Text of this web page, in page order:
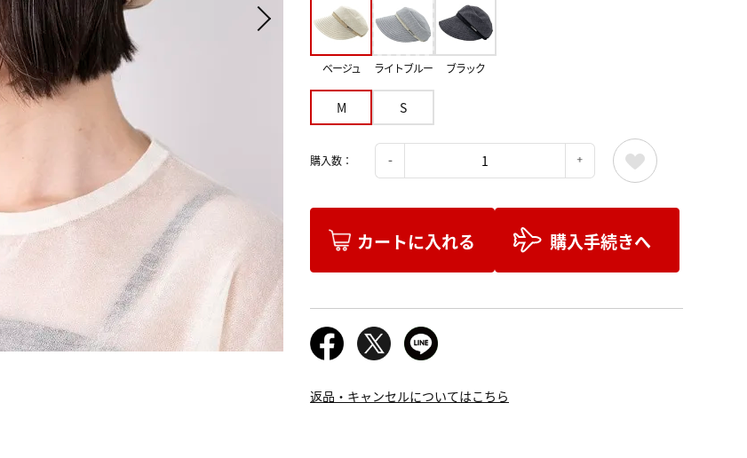
ベージュ ライトブルー ブラック
M S
購入数：
カートに入れる 購入手続きへ
返品・キャンセルについてはこちら